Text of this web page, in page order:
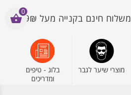
משלוח חינם בקנייה מעל 199₪
מוצרי שיער לגבר
בלוג - טיפים
ומדריכים
0